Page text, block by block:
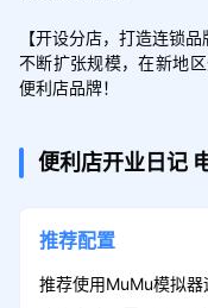
【开设分店，打造连锁品
不断扩张规模，在新地
便利店品牌！
便利店开业日记
推荐配置
推荐使用MuMu模拟器